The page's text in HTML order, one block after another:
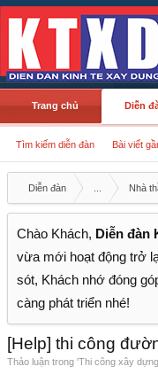
Trang chủ Diễn
Tìm kiếm diễn đàn Bài viết
Diễn đàn Nhà
Chào Khách, Diễn đàn
vừa mới hoạt động trở
sót, Khách nhớ đóng
càng phát triển nhé!
[Help] thi công
Thảo luận trong 'Thi công xây dựng